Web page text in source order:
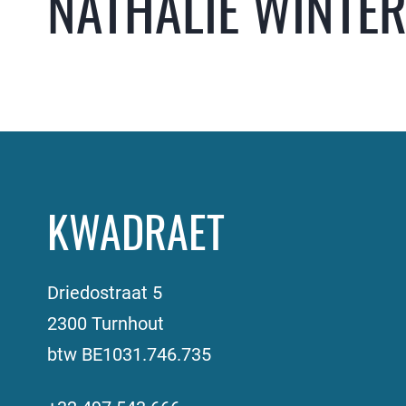
KWADRAET
Driedostraat 5
2300 Turnhout
btw BE1031.746.735